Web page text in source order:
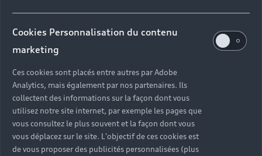
Cookies Personnalisation du contenu
marketing
Ces cookies sont placés entre autres par Adobe
Analytics, mais également par nos partenaires. Ils
collectent des informations sur la façon dont vous
utilisez notre site internet, par exemple les pages que
vous consultez le plus souvent et la façon dont vous
vous déplacez sur le site. L'objectif de ces cookies est
de vous proposer des publicités personnalisées (plus